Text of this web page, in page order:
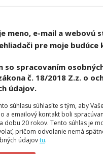
meno, e-mail a webovú
pre moje budúce
so spracovaním
č. 18/2018 Z.z. o
údajov.
súhlasu súhlasíte s tým, aby
a emailový kontakt boli
dobu 20 rokov. Tento súhlas je
pričom odvolanie nemá
údajovtu.